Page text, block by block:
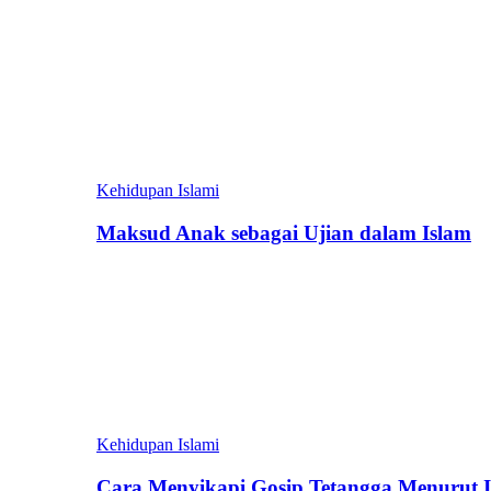
Kehidupan Islami
Maksud Anak sebagai Ujian dalam Islam
Kehidupan Islami